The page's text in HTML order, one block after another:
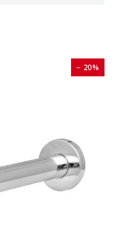
− 20%